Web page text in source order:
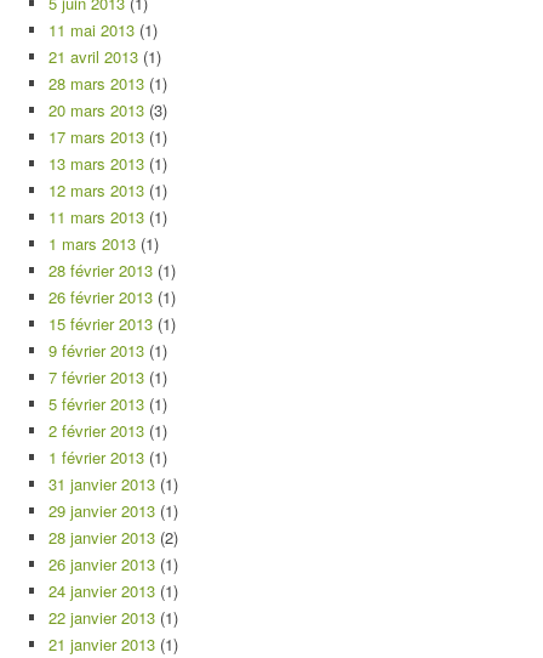
11 mai 2013 (1)
21 avril 2013 (1)
28 mars 2013 (1)
20 mars 2013 (3)
17 mars 2013 (1)
13 mars 2013 (1)
12 mars 2013 (1)
11 mars 2013 (1)
1 mars 2013 (1)
28 février 2013 (1)
26 février 2013 (1)
15 février 2013 (1)
9 février 2013 (1)
7 février 2013 (1)
5 février 2013 (1)
2 février 2013 (1)
1 février 2013 (1)
31 janvier 2013 (1)
29 janvier 2013 (1)
28 janvier 2013 (2)
26 janvier 2013 (1)
24 janvier 2013 (1)
22 janvier 2013 (1)
21 janvier 2013 (1)